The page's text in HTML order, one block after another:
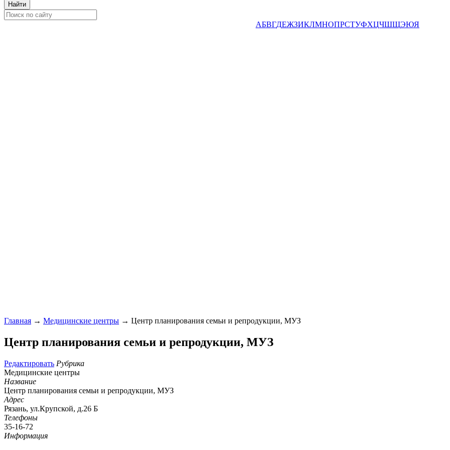
АБВГДЕЖЗИКЛМНОПРСТУФХЦЧШЩЭЮЯ
Главная → Медицинские центры → Центр планирования семьи и репродукции, МУЗ
Центр планирования семьи и репродукции, МУЗ
Редактировать Рубрика
Медицинские центры
Название
Центр планирования семьи и репродукции, МУЗ
Адрес
Рязань, ул.Крупской, д.26 Б
Телефоны
35-16-72
Информация